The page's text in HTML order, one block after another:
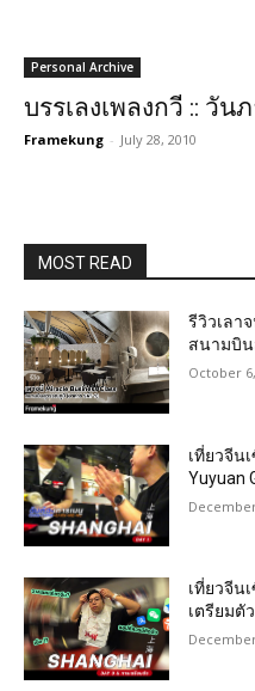
Personal Archive
บรรเลงเพลงกวี :: วั
Framekung - July 28, 2010
MOST READ
รีวิวเลา
สนามบิ
October
เที่ยวจีน
Yuyuan
เที่ยวจีน
เตรียมตั